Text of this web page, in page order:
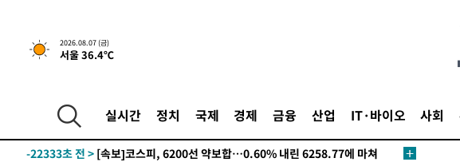
2026.08.07 (금)
서울 36.4℃
실시간 정치 국제 경제 금융 산업 IT·바이오 사회
갈 수도
-28231초 전 >낮 최고 37도 찜통더위…곳곳 소나기·강원 많은 비[내일날씨]
-26537초 전 >SK하이닉스, 용인·청주 팹에 54조 투자…"AI 메모리 수요 선제 대
-22646초 전 >
외국인 심판 성 접대 7경기 들여다보니…한국 축구 '5승 2무'
-22380초 전 >
-22333초 전 > [속보]코스피, 6200선 약보합…0.60% 내린 6258.77에 마쳐